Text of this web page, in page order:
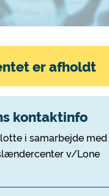
er afholdt
kontaktinfo
i samarbejde med
v/Lone